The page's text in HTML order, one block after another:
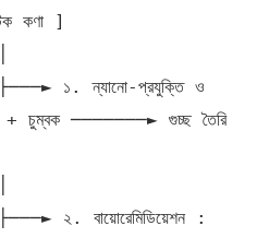
কণা ]
চুম্বক ───────► গুচ্ছ তৈরি